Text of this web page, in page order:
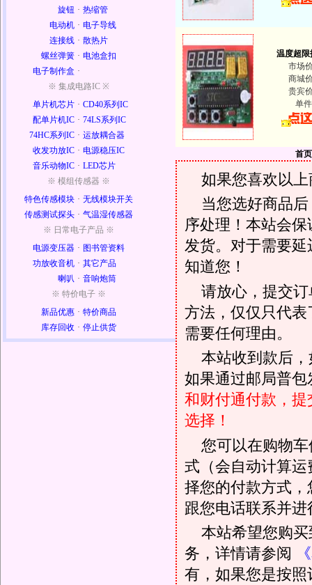
旋钮 · 热缩管
电动机 · 电子导线
连接线 · 散热片
螺丝弹簧 · 电池盒扣
电子制作盒 ·
※ 集成电路IC ※
单片机芯片 · CD40系列IC
配单片机IC · 74LS系列IC
74HC系列IC · 运放耦合器
收发功放IC · 电源稳压IC
音乐动物IC · LED芯片
※ 模组传感器 ※
特色传感模块 · 无线模块开关
传感测试探头 · 气温湿传感器
※ 日常电子产品 ※
电源变压器 · 图书管资料
功放收音机 · 其它产品
喇叭 · 音响炮筒
※ 特价电子 ※
新品优惠 · 特价商品
库存回收 · 停止供货
温度超限
市场
商城
贵宾
单
首
如果您喜欢以
当您选好商品
序处理！本站会
发货。对于需要
知道您！
请放心，提交
方法，仅仅只代
需要任何理由。
本站收到款后
如果通过邮局普包
和财付通付款，
选择！
您可以在购物
式（会自动计算
择您的付款方式
跟您电话联系并
本站希望您购
务，详情请参阅
有，如果您是按